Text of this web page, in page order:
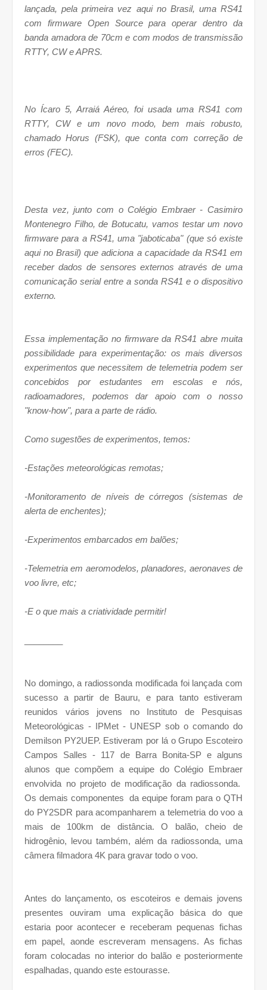
lançada, pela primeira vez aqui no Brasil, uma RS41
com firmware Open Source para operar dentro da
banda amadora de 70cm e com modos de transmissão
RTTY, CW e APRS.
No Ícaro 5, Arraiá Aéreo, foi usada uma RS41 com
RTTY, CW e um novo modo, bem mais robusto,
chamado Horus (FSK), que conta com correção de
erros (FEC).
Desta vez, junto com o Colégio Embraer - Casimiro
Montenegro Filho, de Botucatu, vamos testar um novo
firmware para a RS41, uma "jaboticaba" (que só existe
aqui no Brasil) que adiciona a capacidade da RS41 em
receber dados de sensores externos através de uma
comunicação serial entre a sonda RS41 e o dispositivo
externo.
Essa implementação no firmware da RS41 abre muita
possibilidade para experimentação: os mais diversos
experimentos que necessitem de telemetria podem ser
concebidos por estudantes em escolas e nós,
radioamadores, podemos dar apoio com o nosso
"know-how", para a parte de rádio.
Como sugestões de experimentos, temos:
-Estações meteorológicas remotas;
-Monitoramento de níveis de córregos (sistemas de
alerta de enchentes);
-Experimentos embarcados em balões;
-Telemetria em aeromodelos, planadores, aeronaves de
voo livre, etc;
-E o que mais a criatividade permitir!
No domingo, a radiossonda modificada foi lançada com
sucesso a partir de Bauru, e para tanto estiveram
reunidos vários jovens no Instituto de Pesquisas
Meteorológicas - IPMet - UNESP sob o comando do
Demilson PY2UEP. Estiveram por lá o Grupo Escoteiro
Campos Salles - 117 de Barra Bonita-SP e alguns
alunos que compõem a equipe do Colégio Embraer
envolvida no projeto de modificação da radiossonda.
Os demais componentes da equipe foram para o QTH
do PY2SDR para acompanharem a telemetria do voo a
mais de 100km de distância. O balão, cheio de
hidrogênio, levou também, além da radiossonda, uma
câmera filmadora 4K para gravar todo o voo.
Antes do lançamento, os escoteiros e demais jovens
presentes ouviram uma explicação básica do que
estaria poor acontecer e receberam pequenas fichas
em papel, aonde escreveram mensagens. As fichas
foram colocadas no interior do balão e posteriormente
espalhadas, quando este estourasse.